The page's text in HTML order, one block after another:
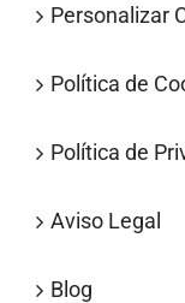
Personalizar
Política de
Política de
Aviso Legal
Blog